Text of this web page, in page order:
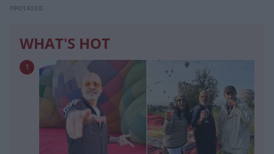
ΠΡΟΤΑΣΕΙΣ
WHAT'S HOT
1